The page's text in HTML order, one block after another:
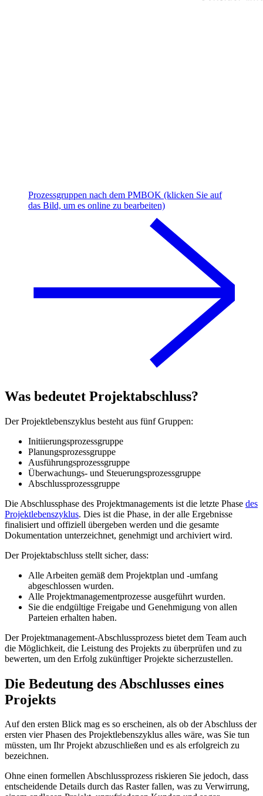
Prozessgruppen nach dem PMBOK (klicken Sie auf
das Bild, um es online zu bearbeiten)
Was bedeutet Projektabschluss?
Der Projektlebenszyklus besteht aus fünf Gruppen:
Initiierungsprozessgruppe
Planungsprozessgruppe
Ausführungsprozessgruppe
Überwachungs- und Steuerungsprozessgruppe
Abschlussprozessgruppe
Die Abschlussphase des Projektmanagements ist die letzte Phase des
Projektlebenszyklus. Dies ist die Phase, in der alle Ergebnisse
finalisiert und offiziell übergeben werden und die gesamte
Dokumentation unterzeichnet, genehmigt und archiviert wird.
Der Projektabschluss stellt sicher, dass:
Alle Arbeiten gemäß dem Projektplan und -umfang
abgeschlossen wurden.
Alle Projektmanagementprozesse ausgeführt wurden.
Sie die endgültige Freigabe und Genehmigung von allen
Parteien erhalten haben.
Der Projektmanagement-Abschlussprozess bietet dem Team auch
die Möglichkeit, die Leistung des Projekts zu überprüfen und zu
bewerten, um den Erfolg zukünftiger Projekte sicherzustellen.
Die Bedeutung des Abschlusses eines
Projekts
Auf den ersten Blick mag es so erscheinen, als ob der Abschluss der
ersten vier Phasen des Projektlebenszyklus alles wäre, was Sie tun
müssten, um Ihr Projekt abzuschließen und es als erfolgreich zu
bezeichnen.
Ohne einen formellen Abschlussprozess riskieren Sie jedoch, dass
entscheidende Details durch das Raster fallen, was zu Verwirrung,